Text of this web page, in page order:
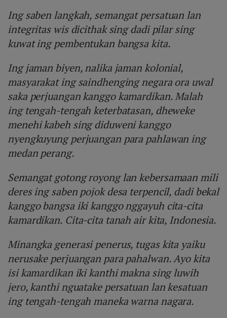
Ing saben langkah, semangat persatuan lan
integritas wis dicithak sing dadi pilar sing
kuwat ing pembentukan bangsa kita.
Ing jaman biyen, nalika jaman kolonial,
masyarakat ing saindhenging negara ora uwal
saka perjuangan kanggo kamardikan. Malah
ing tengah-tengah keterbatasan, dheweke
menehi kabeh sing diduweni kanggo
nyengkuyung perjuangan para pahlawan ing
medan perang.
Semangat gotong royong lan kebersamaan mili
deres ing saben pojok desa terpencil, dadi bekal
kanggo bangsa iki kanggo nggayuh cita-cita
kamardikan. Cita-cita tanah air kita, Indonesia.
Minangka generasi penerus, tugas kita yaiku
nerusake perjuangan para pahalwan. Ayo kita
isi kamardikan iki kanthi makna sing luwih
jero, kanthi nguatake persatuan lan kesatuan
ing tengah-tengah maneka warna nagara.